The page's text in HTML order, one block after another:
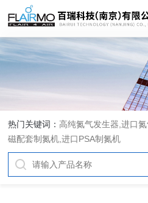
热门关键词： 高纯氮气发生器,进口
磁配套制氮机,进口PSA制氮机